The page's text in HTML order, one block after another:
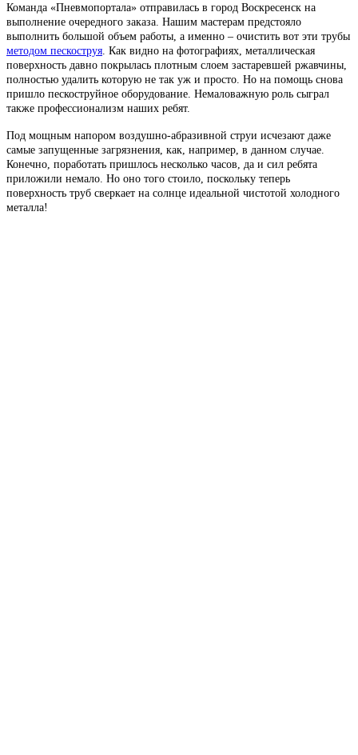
Команда «Пневмопортала» отправилась в город Воскресенск на
выполнение очередного заказа. Нашим мастерам предстояло
выполнить большой объем работы, а именно – очистить вот эти трубы
методом пескоструя . Как видно на фотографиях, металлическая
поверхность давно покрылась плотным слоем застаревшей ржавчины,
полностью удалить которую не так уж и просто. Но на помощь снова
пришло пескоструйное оборудование. Немаловажную роль сыграл
также профессионализм наших ребят.
Под мощным напором воздушно-абразивной струи исчезают даже
самые запущенные загрязнения, как, например, в данном случае.
Конечно, поработать пришлось несколько часов, да и сил ребята
приложили немало. Но оно того стоило, поскольку теперь
поверхность труб сверкает на солнце идеальной чистотой холодного
металла!